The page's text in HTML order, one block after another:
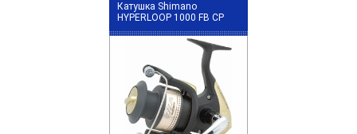
Катушка Shimano
HYPERLOOP 1000 FB CP